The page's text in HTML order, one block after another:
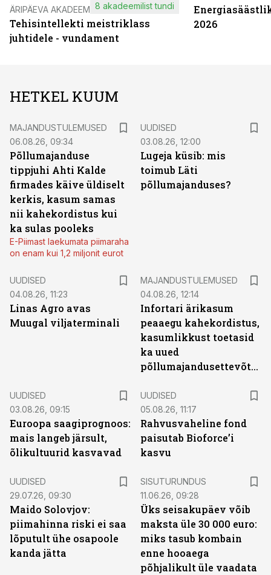
ÄRIPÄEVA AKADEEMIA
Tehisintellekti meistriklass
juhtidele - vundament
8 akadeemilist tundi
2026
HETKEL KUUM
MAJANDUSTULEMUSED
06.08.26, 09:34
Põllumajanduse
tippjuhi Ahti Kalde
firmades käive üldiselt
kerkis, kasum samas
nii kahekordistus kui
ka sulas pooleks
E-Piimast laekumata piimaraha
on enam kui 1,2 miljonit eurot
UUDISED
03.08.26, 12:00
Lugeja küsib: mis
toimub Läti
põllumajanduses?
UUDISED
04.08.26, 11:23
Linas Agro avas
Muugal viljaterminali
MAJANDUSTULEMUSED
04.08.26, 12:14
Infortari ärikasum
peaaegu kahekordistus,
kasumlikkust toetasid
ka uued
põllumajandusettevõtted
UUDISED
03.08.26, 09:15
Euroopa saagiprognoos:
mais langeb järsult,
õlikultuurid kasvavad
UUDISED
05.08.26, 11:17
Rahvusvaheline fond
paisutab Bioforce’i
kasvu
UUDISED
29.07.26, 09:30
Maido Solovjov:
piimahinna riski ei saa
lõputult ühe osapoole
kanda jätta
SISUTURUNDUS
11.06.26, 09:28
Üks seisakupäev võib
maksta üle 30 000 euro:
miks tasub kombain
enne hooaega
põhjalikult üle vaadata